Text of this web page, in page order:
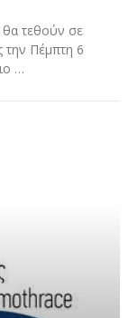
θα τεθούν σε
την Πέμπτη 6
…